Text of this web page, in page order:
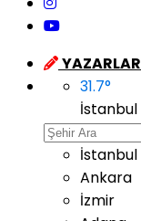
YAZARLAR
31.7°
İstanbul
İstanbul
Ankara
İzmir